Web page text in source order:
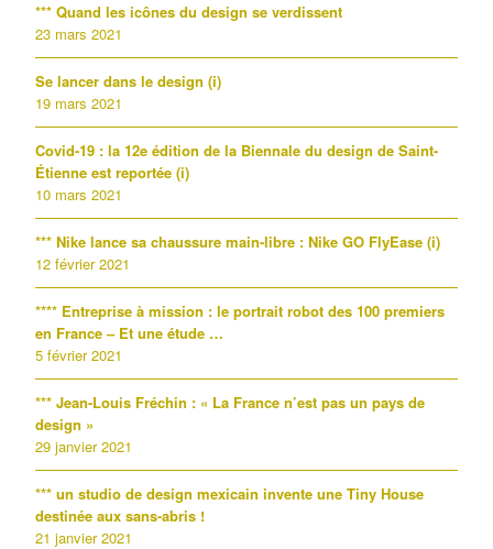
*** Quand les icônes du design se verdissent
23 mars 2021
Se lancer dans le design (i)
19 mars 2021
Covid-19 : la 12e édition de la Biennale du design de Saint-
Étienne est reportée (i)
10 mars 2021
*** Nike lance sa chaussure main-libre : Nike GO FlyEase (i)
12 février 2021
**** Entreprise à mission : le portrait robot des 100 premiers
en France – Et une étude …
5 février 2021
*** Jean-Louis Fréchin : « La France n’est pas un pays de
design »
29 janvier 2021
*** un studio de design mexicain invente une Tiny House
destinée aux sans-abris !
21 janvier 2021